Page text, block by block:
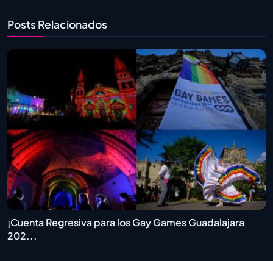
Posts Relacionados
¡Cuenta Regresiva para los Gay Games Guadalajara
202...